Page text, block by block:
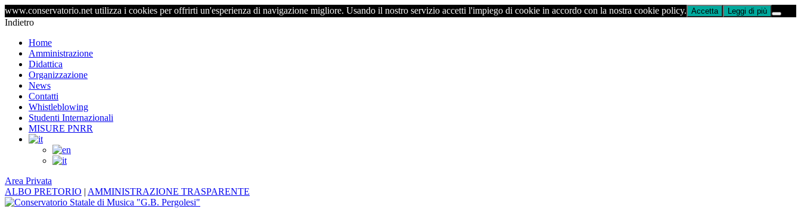
www.conservatorio.net utilizza i cookies per offrirti un'esperienza di navigazione migliore. Usando il nostro servizio accetti l'impiego di cookie in accordo con la nostra cookie policy. Accetta Leggi di più
Indietro
Home
Amministrazione
Didattica
Organizzazione
News
Contatti
Whistleblowing
Studenti Internazionali
MISURE PNRR
Area Privata
ALBO PRETORIO | AMMINISTRAZIONE TRASPARENTE